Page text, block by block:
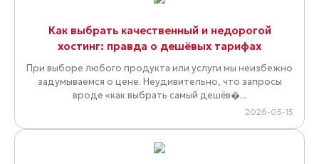
Как выбрать качественный и недорогой
хостинг: правда о дешёвых тарифах
При выборе любого продукта или услуги мы неизбежно
задумываемся о цене. Неудивительно, что запросы
вроде «как выбрать самый дешёв�...
2026-05-15